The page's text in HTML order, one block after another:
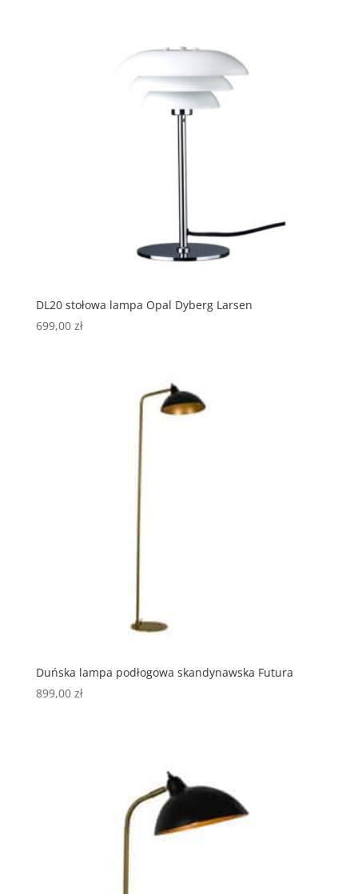
DL20 stołowa lampa Opal Dyberg Larsen
699,00 zł
Duńska lampa podłogowa skandynawska Futura
899,00 zł